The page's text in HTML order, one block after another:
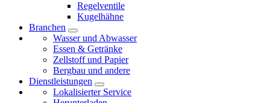
Regelventile
Kugelhähne
Branchen
Wasser und Abwasser
Essen & Getränke
Zellstoff und Papier
Bergbau und andere
Dienstleistungen
Lokalisierter Service